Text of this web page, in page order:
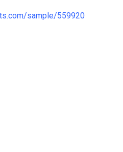
sample/559920